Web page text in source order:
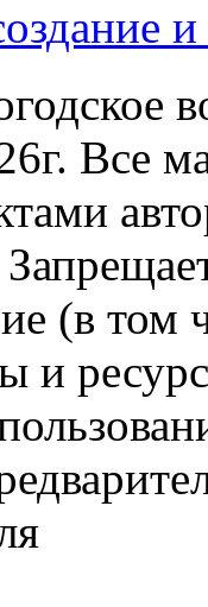
и
Все
(в том
и